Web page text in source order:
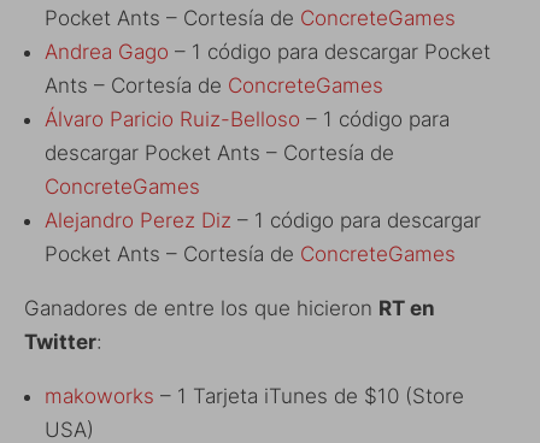
Pocket Ants – Cortesía de ConcreteGames
Andrea Gago – 1 código para descargar Pocket
Ants – Cortesía de ConcreteGames
Álvaro Paricio Ruiz-Belloso – 1 código para
descargar Pocket Ants – Cortesía de
ConcreteGames
Alejandro Perez Diz – 1 código para descargar
Pocket Ants – Cortesía de ConcreteGames
Ganadores de entre los que hicieron RT en
Twitter:
makoworks – 1 Tarjeta iTunes de $10 (Store
USA)